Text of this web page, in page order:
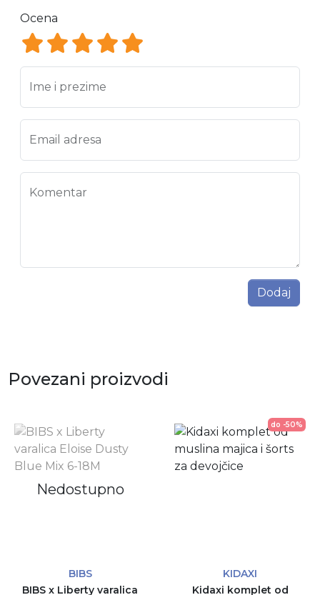
Ocena
Ocena 5
Ocena 4
Ocena 3
Ocena 2
Ocena 1
Ime i prezime
Email adresa
Komentar
Dodaj
Povezani proizvodi
Nedostupno
BIBS
BIBS x Liberty varalica
do -50%
KIDAXI
Kidaxi komplet od